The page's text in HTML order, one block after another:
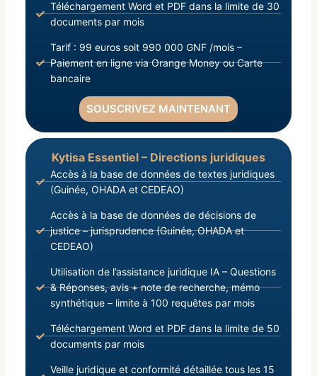
Téléchargement Word et PDF dans la limite de 30
documents par mois
Tarif : 99 euros soit 990 000 GNF /mois –
Paiement en ligne via Orange Money ou Carte
bancaire
SOUSCRIVEZ MAINTENANT
Kytisa Essentiel – Directions juridiques
Accès à la base de données de textes juridiques
(Guinée, OHADA et CEDEAO)
Accès à la base de données de décisions de
justice – jurisprudence (Guinée, OHADA et
CEDEAO)
Utilisation de l’assistance juridique IA – Questions
& Réponses, avis + note de recherche, mémo
synthétique – limite à 100 requêtes par mois
Téléchargement Word et PDF dans la limite de 50
documents par mois
Veille juridique et conformité détaillée tous les 15